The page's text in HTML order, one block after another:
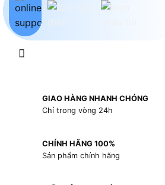
GIAO HÀNG NHANH CHÓNG
Chỉ trong vòng 24h
CHÍNH HÃNG 100%
Sản phẩm chính hãng